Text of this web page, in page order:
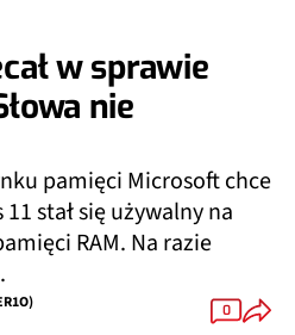
w sprawie
nie
pamięci Microsoft chce
stał się używalny na
RAM. Na razie
0